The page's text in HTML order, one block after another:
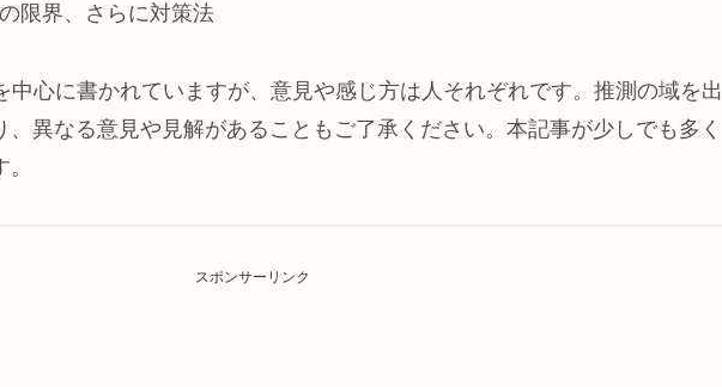
限界、さらに対策法
心に書かれていますが、意見や感じ方は人それぞれです。推測の域を出
、異なる意見や見解があることもご了承ください。本記事が少しでも多く
スポンサーリンク